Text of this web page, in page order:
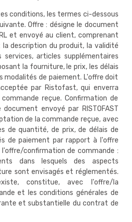
conditions, les termes ci-dessous
Offre : désigne le document
et envoyé au client, comprenant
la description du produit, la validité
articles supplémentaires
la fourniture, le prix, les délais
modalités de paiement. L'offre doit
par Ristofast, qui enverra
reçue. Confirmation de
envoyé par RISTOFAST
de la commande reçue, avec
de quantité, de prix, de délais de
de paiement par rapport à l'offre
confirmation de commande :
dans lesquels des aspects
sont envisagés et réglementés.
constitue, avec l'offre/la
et les conditions générales de
et substantielle du contrat de